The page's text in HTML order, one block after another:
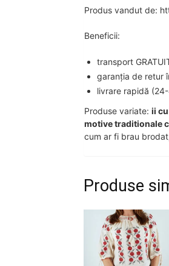
Produs vandut de:
Beneficii:
transport
garanția de retur
livrare rapidă
Produse variate: ii
motive traditionale
cum ar fi brau
Produse